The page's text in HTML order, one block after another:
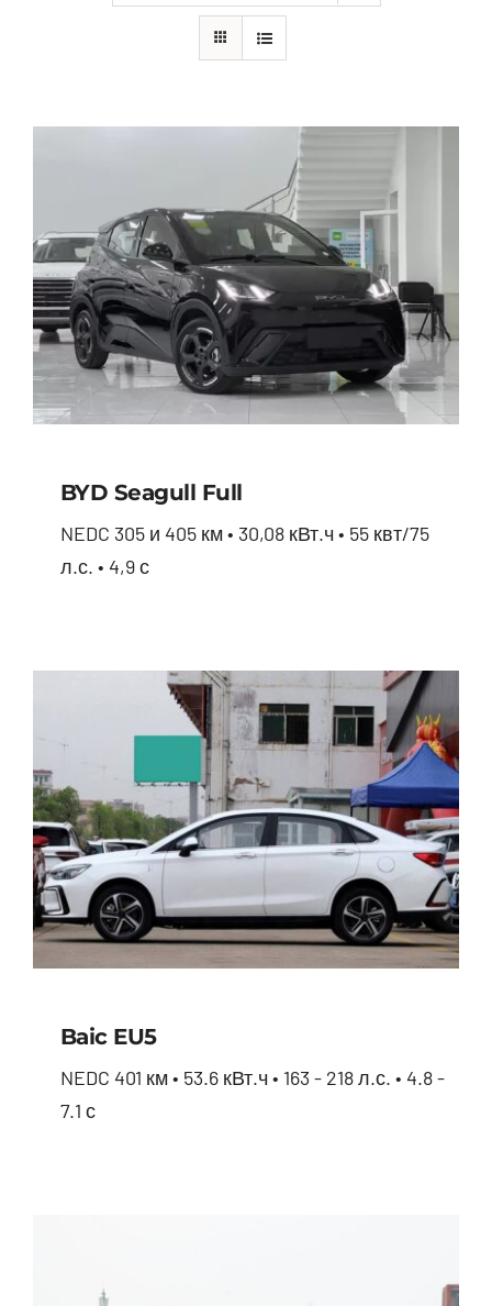
BYD Seagull Full
NEDC 305 и 405 км • 30,08 кВт.ч • 55 квт/75
л.с. • 4,9 с
Baic EU5
NEDC 401 км • 53.6 кВт.ч • 163 - 218 л.с. • 4.8 -
7.1 с